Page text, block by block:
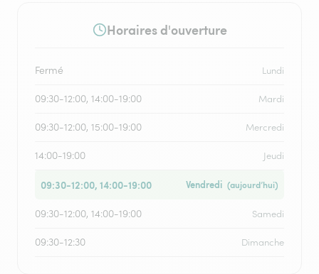
Horaires d'ouverture
Fermé Lundi
09:30-12:00, 14:00-19:00 Mardi
09:30-12:00, 15:00-19:00 Mercredi
14:00-19:00 Jeudi
09:30-12:00, 14:00-19:00 Vendredi (aujourd’hui)
09:30-12:00, 14:00-19:00 Samedi
09:30-12:30 Dimanche